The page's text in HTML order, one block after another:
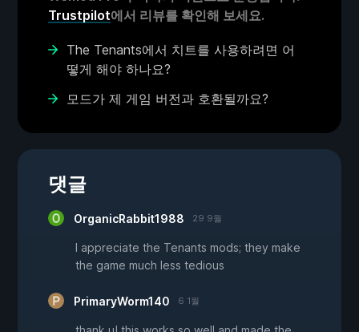
Trustpilot에서 리뷰를 확인해 보세요.
The Tenants에서 치트를 사용하려면 어
떻게 해야 하나요?
모드가 제 게임 버전과 호환될까요?
댓글
OrganicRabbit1988 29 9월
I appreciate the Tenants mods; they make
the game much less tedious
PrimaryWorm140 6 1월